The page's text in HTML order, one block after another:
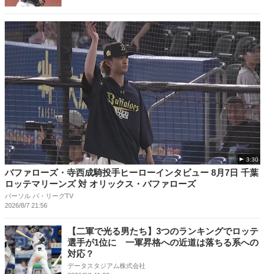
3:30
バファローズ・寺西成騎投手ヒーローインタビュー 8月7日 千葉
ロッテマリーンズ 対 オリックス・バファローズ
パーソル パ・リーグTV
2026/8/7 21:56
【二軍で光る男たち】3つのランキングでロッテ
選手が1位に 一軍昇格への近道は落ちる系への
対応？
データスタジアム株式会社